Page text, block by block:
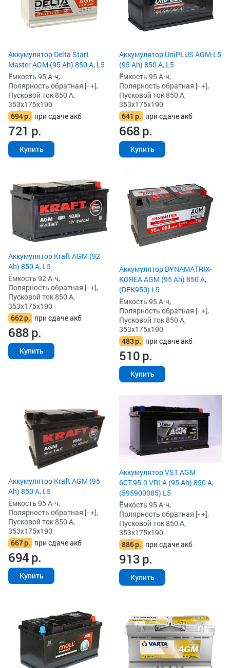
Аккумулятор Delta Start
Master AGM (95 Ah) 850 А, L5
Ёмкость 95 А·ч,
Полярность обратная [- +],
Пусковой ток 850 А,
353x175x190
694р. при сдаче акб
721 р.
Купить
Аккумулятор UniPLUS AGM-L5
(95 Ah) 850 А, L5
Ёмкость 95 А·ч,
Полярность обратная [- +],
Пусковой ток 850 А,
353x175x190
641 р. при сдаче акб
668р.
Купить
Аккумулятор Kraft AGM (92
Ah) 850 А, L5
Ёмкость 92 А·ч,
Полярность обратная [- +],
Пусковой ток 850 А,
353x175x190
662р. при сдаче акб
688р.
Купить
Аккумулятор DYNAMATRIX-
KOREA AGM (95 Ah) 850 А,
(DEK950) L5
Ёмкость 95 А·ч,
Полярность обратная [- +],
Пусковой ток 850 А,
353x175x190
483р. при сдаче акб
510р.
Купить
Аккумулятор Kraft AGM (95
Ah) 850 А, L5
Ёмкость 95 А·ч,
Полярность обратная [- +],
Пусковой ток 850 А,
353x175x190
667р. при сдаче акб
694р.
Купить
Аккумулятор VST AGM
6СТ-95.0 VRLA (95 Ah) 850 А,
(595900085) L5
Ёмкость 95 А·ч,
Полярность обратная [- +],
Пусковой ток 850 А,
353x175x190
886р. при сдаче акб
913р.
Купить